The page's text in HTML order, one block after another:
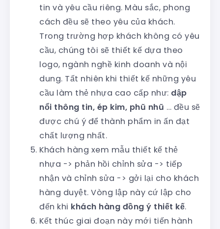
tin và yêu cầu riêng. Màu sắc, phong
cách đều sẽ theo yêu của khách.
Trong trường hợp khách không có yêu
cầu, chúng tôi sẽ thiết kế dựa theo
logo, ngành nghề kinh doanh và nội
dung. Tất nhiên khi thiết kế những yêu
cầu làm thẻ nhựa cao cấp như: dập
nổi thông tin, ép kim, phũ nhũ … đều sẽ
được chú ý để thành phẩm in ấn đạt
chất lượng nhất.
Khách hàng xem mẫu thiết kế thẻ
nhựa -> phản hồi chỉnh sửa -> tiếp
nhận và chỉnh sửa -> gởi lại cho khách
hàng duyệt. Vòng lập này cứ lập cho
đến khi khách hàng đồng ý thiết kế.
Kết thúc giai đoạn này mới tiến hành